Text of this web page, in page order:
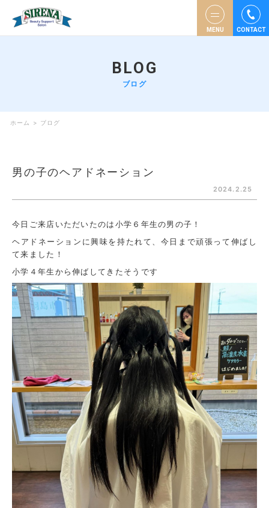
MENU CONTACT
BLOG
ブログ
ホーム > ブログ
男の子のヘアドネーション
2024.2.25
今日ご来店いただいたのは小学６年生の男の子！
ヘアドネーションに興味を持たれて、今日まで頑張って伸ばし
て来ました！
小学４年生から伸ばしてきたそうです